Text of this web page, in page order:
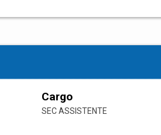
Cargo
SEC ASSISTENTE